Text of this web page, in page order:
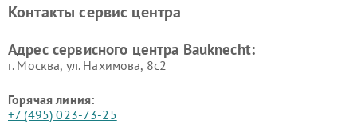
Контакты сервис центра
Адрес сервисного центра Bauknecht:
г. Москва, ул. Нахимова, 8с2
Горячая линия:
+7 (495) 023-73-25